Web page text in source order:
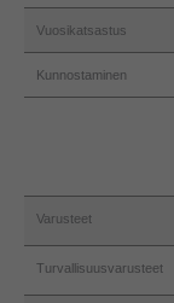
Vuosikatsastus
Kunnostaminen
Varusteet
Turvallisuusvarusteet